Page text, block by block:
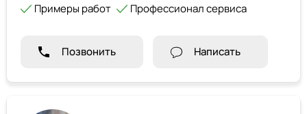
Примеры работ
Профессионал сервиса
Позвонить Написать